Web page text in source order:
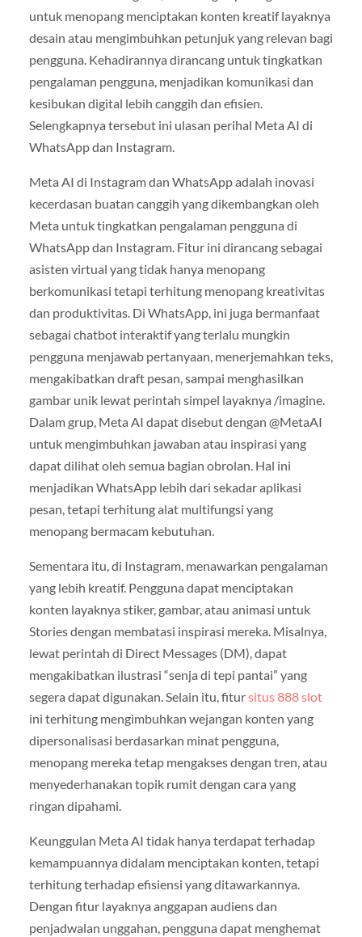
untuk menopang menciptakan konten kreatif layaknya
desain atau mengimbuhkan petunjuk yang relevan bagi
pengguna. Kehadirannya dirancang untuk tingkatkan
pengalaman pengguna, menjadikan komunikasi dan
kesibukan digital lebih canggih dan efisien.
Selengkapnya tersebut ini ulasan perihal Meta AI di
WhatsApp dan Instagram.
Meta AI di Instagram dan WhatsApp adalah inovasi
kecerdasan buatan canggih yang dikembangkan oleh
Meta untuk tingkatkan pengalaman pengguna di
WhatsApp dan Instagram. Fitur ini dirancang sebagai
asisten virtual yang tidak hanya menopang
berkomunikasi tetapi terhitung menopang kreativitas
dan produktivitas. Di WhatsApp, ini juga bermanfaat
sebagai chatbot interaktif yang terlalu mungkin
pengguna menjawab pertanyaan, menerjemahkan teks,
mengakibatkan draft pesan, sampai menghasilkan
gambar unik lewat perintah simpel layaknya /imagine.
Dalam grup, Meta AI dapat disebut dengan @MetaAI
untuk mengimbuhkan jawaban atau inspirasi yang
dapat dilihat oleh semua bagian obrolan. Hal ini
menjadikan WhatsApp lebih dari sekadar aplikasi
pesan, tetapi terhitung alat multifungsi yang
menopang bermacam kebutuhan.
Sementara itu, di Instagram, menawarkan pengalaman
yang lebih kreatif. Pengguna dapat menciptakan
konten layaknya stiker, gambar, atau animasi untuk
Stories dengan membatasi inspirasi mereka. Misalnya,
lewat perintah di Direct Messages (DM), dapat
mengakibatkan ilustrasi “senja di tepi pantai” yang
segera dapat digunakan. Selain itu, fitursitus 888 slot
ini terhitung mengimbuhkan wejangan konten yang
dipersonalisasi berdasarkan minat pengguna,
menopang mereka tetap mengakses dengan tren, atau
menyederhanakan topik rumit dengan cara yang
ringan dipahami.
Keunggulan Meta AI tidak hanya terdapat terhadap
kemampuannya didalam menciptakan konten, tetapi
terhitung terhadap efisiensi yang ditawarkannya.
Dengan fitur layaknya anggapan audiens dan
penjadwalan unggahan, pengguna dapat menghemat